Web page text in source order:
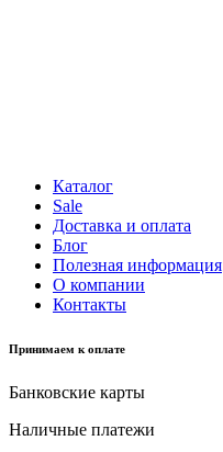
Каталог
Sale
Доставка и оплата
Блог
Полезная информация
О компании
Контакты
Принимаем к оплате
Банковские карты
Наличные платежи